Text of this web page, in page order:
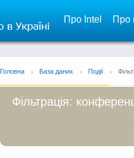
Про Intel Про
Головна База даних Події
Фільтрація: